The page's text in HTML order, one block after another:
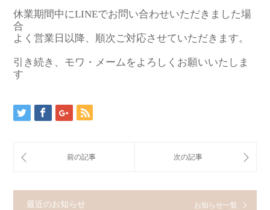
休業期間中にLINEでお問い合わせいただきました場
合
よく営業日以降、順次ご対応させていただきます。
引き続き、モワ・メームをよろしくお願いいたしま
す
最近のお知らせ お知らせ一覧